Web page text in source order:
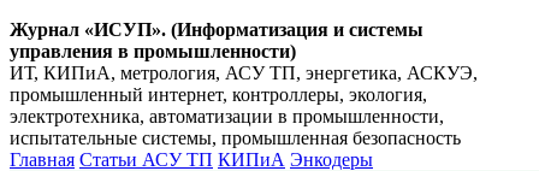
Журнал «ИСУП». (Информатизация и системы
управления в промышленности)
ИТ, КИПиА, метрология, АСУ ТП, энергетика, АСКУЭ,
промышленный интернет, контроллеры, экология,
электротехника, автоматизации в промышленности,
испытательные системы, промышленная безопасность
Главная Статьи АСУ ТП КИПиА Энкодеры